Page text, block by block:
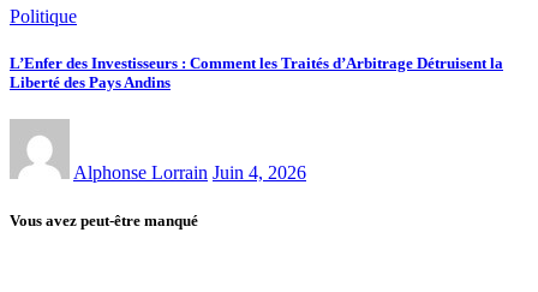
Politique
L’Enfer des Investisseurs : Comment les Traités d’Arbitrage Détruisent la
Liberté des Pays Andins
Alphonse Lorrain Juin 4, 2026
Vous avez peut-être manqué